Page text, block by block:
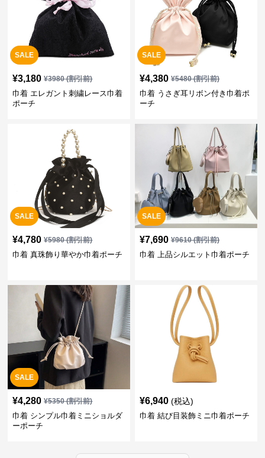
SALE
¥3,180 ¥3980(割引前)
巾着 エレガント刺繍レース巾着
ポーチ
SALE
¥4,380 ¥5480(割引前)
巾着 うさぎ耳リボン付き巾着ポ
ーチ
SALE
¥4,780 ¥5980(割引前)
巾着 真珠飾り華やか巾着ポーチ
SALE
¥7,690 ¥9610(割引前)
巾着 上品シルエット巾着ポーチ
SALE
¥4,280 ¥5350(割引前)
巾着 シンプル巾着ミニショルダ
ーポーチ
¥6,940 (税込)
巾着 結び目装飾ミニ巾着ポーチ